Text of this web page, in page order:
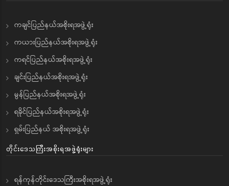
ကချင်ပြည်နယ်အစိုးရအဖွဲ့ရုံး
ကယားပြည်နယ်အစိုးရအဖွဲ့ရုံး
ကရင်ပြည်နယ်အစိုးရအဖွဲ့ရုံး
ချင်းပြည်နယ်အစိုးရအဖွဲ့ရုံး
မွန်ပြည်နယ်အစိုးရအဖွဲ့ရုံး
ရခိုင်ပြည်နယ်အစိုးရအဖွဲ့ရုံး
ရှမ်းပြည်နယ် အစိုးရအဖွဲ့ရုံး
တိုင်းဒေသကြီးအစိုးရအဖွဲ့ရုံးများ
ရန်ကုန်တိုင်းဒေသကြီးအစိုးရအဖွဲ့ရုံး